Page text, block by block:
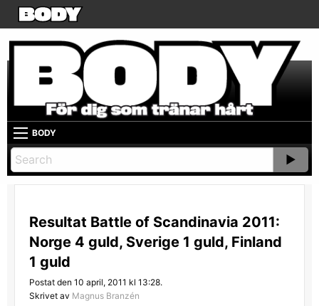
BODY
Resultat Battle of Scandinavia 2011:
Norge 4 guld, Sverige 1 guld, Finland
1 guld
Postat den 10 april, 2011 kl 13:28.
Skrivet av Magnus Branzén